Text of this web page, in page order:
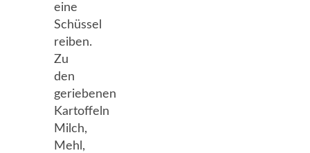
eine
Schüssel
reiben.
Zu
den
geriebenen
Kartoffeln
Milch,
Mehl,